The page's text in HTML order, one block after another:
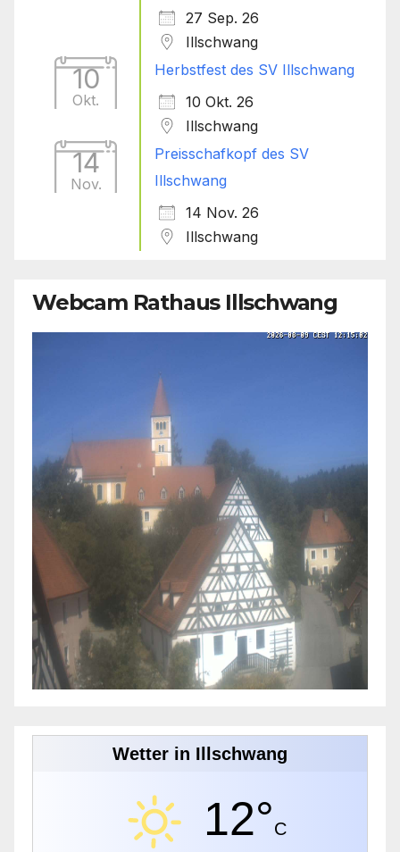
27 Sep. 26
Illschwang
10
Okt.
Herbstfest des SV Illschwang
10 Okt. 26
Illschwang
14
Nov.
Preisschafkopf des SV
Illschwang
14 Nov. 26
Illschwang
Webcam Rathaus Illschwang
Wetter in Illschwang
12°C